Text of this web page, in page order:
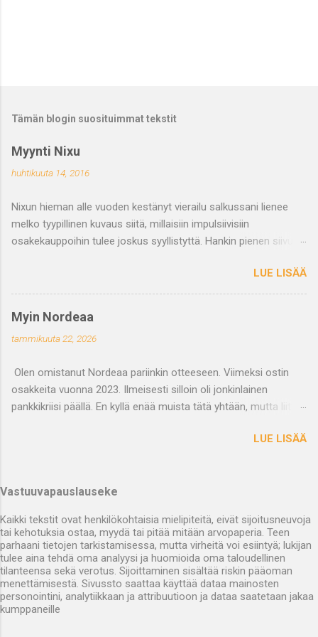
Tämän blogin suosituimmat tekstit
Myynti Nixu
huhtikuuta 14, 2016
Nixun hieman alle vuoden kestänyt vierailu salkussani lienee
melko tyypillinen kuvaus siitä, millaisiin impulsiivisiin
osakekauppoihin tulee joskus syyllistyttä. Hankin pienen siivun
Samana päivänä kirjoittelin blogiini merkinnän , jossa arvelin
ettei yhtiöllä ole mitään suurempaa vallihautaa liikentoiminta
ympärillä, mutta toimiala on kuuma ja mahdollista on, että yhtiö
jossain vaiheessa ostetaan pois. Nyt kun lähes vuosi on
kulunut niin tilanne on aika lailla muuttumaton. Nixun kasvu on
toisaalta kannattavuus on ollut hieman parempi. Osakkeen
kurssi on aavistuksen noussut vuoden aikana ja eilen myin
osakkeeni hintaan 4,95 €. Miksi sitten päädyin tällaiseen
LUE LISÄÄ
Myin Nordeaa
tammikuuta 22, 2026
Olen omistanut Nordeaa pariinkin otteeseen. Viimeksi ostin
osakkeita vuonna 2023. Ilmeisesti silloin oli jonkinlainen
pankkikriisi päällä. En kyllä enää muista tätä yhtään, mutta liittyi
vakiintunut ainakin Euriborin osalta vähän päälle 2% tuntumaan.
oman pääoman tuotto on noin 15%. Tähän suhteuttuna olen
myynyt silloin kun luku on noussut selvästi tätä korkeammaksi.
Joulukuun puolivälissä osake vaihtoi omistajaa noin 15,8 euron
hintaan, jolloin p/b oli noin 1,7. Päädyn myymään puolet
osakkeistani. Nyt jälkikäteen tarkasteltuna olisi kannattanut
odottaa vielä hetki, sillä tällä hetkellä p/b on 1,8. Tulen
todennäköisesti luopumaan lopuistakin Nordean osakkeistani
LUE LISÄÄ
Vastuuvapauslauseke
Kaikki tekstit ovat henkilökohtaisia mielipiteitä, eivät sijoitusneuvoja
tai kehotuksia ostaa, myydä tai pitää mitään arvopaperia. Teen
parhaani tietojen tarkistamisessa, mutta virheitä voi esiintyä; lukijan
tulee aina tehdä oma analyysi ja huomioida oma taloudellinen
tilanteensa sekä verotus. Sijoittaminen sisältää riskin pääoman
menettämisestä. Sivussto saattaa käyttää dataa mainosten
personointini, analytiikkaan ja attribuutioon ja dataa saatetaan jakaa
kumppaneille